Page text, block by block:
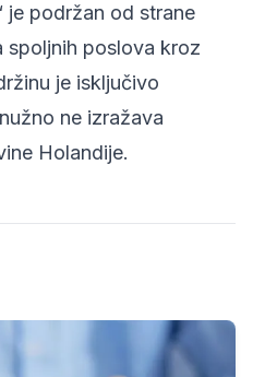
je podržan od strane
spoljnih poslova kroz
je isključivo
ne izražava
Holandije.